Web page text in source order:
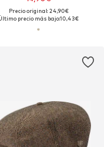
Precio original: 24,90€
precio más bajo:10,43€